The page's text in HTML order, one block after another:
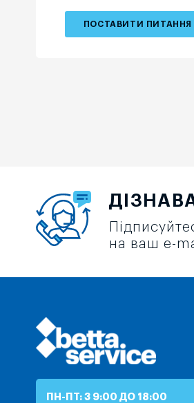
ПОСТАВИТИ ПИТАННЯ
на ваш e-
ПН-ПТ: З 9:00 ДО 18:00